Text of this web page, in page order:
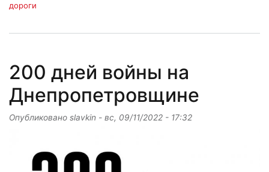
дороги
200 дней войны на
Днепропетровщине
Опубликовано slavkin - вс, 09/11/2022 - 17:32